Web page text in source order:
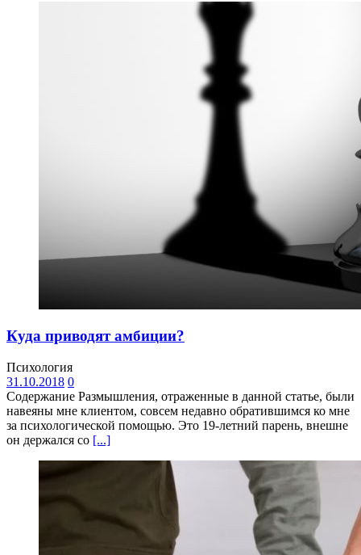
Куда приводят амбиции?
Психология
31.10.2018 0
Содержание Размышления, отраженные в данной статье, были
навеяны мне клиентом, совсем недавно обратившимся ко мне
за психологической помощью. Это 19-летний парень, внешне
он держался со [...]